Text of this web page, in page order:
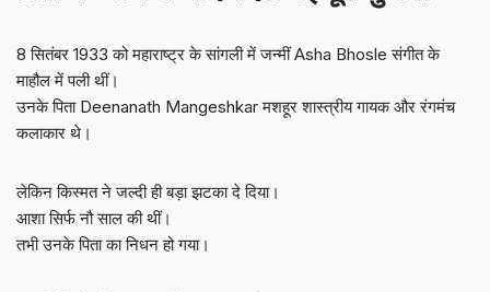
8 सितंबर 1933 को महाराष्ट्र के सांगली में जन्मीं Asha Bhosle संगीत के
माहौल में पली थीं।
उनके पिता Deenanath Mangeshkar मशहूर शास्त्रीय गायक और रंगमंच
कलाकार थे।
लेकिन किस्मत ने जल्दी ही बड़ा झटका दे दिया।
आशा सिर्फ नौ साल की थीं।
तभी उनके पिता का निधन हो गया।